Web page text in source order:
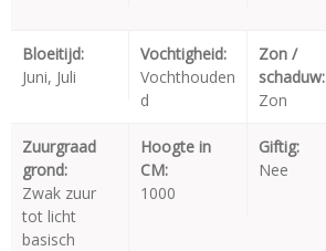
Bloeitijd:
Juni, Juli
Vochtigheid:
Vochthouden
d
Zon /
schaduw:
Zon
Zuurgraad
grond:
Zwak zuur
tot licht
basisch
Hoogte in
CM:
1000
Giftig:
Nee